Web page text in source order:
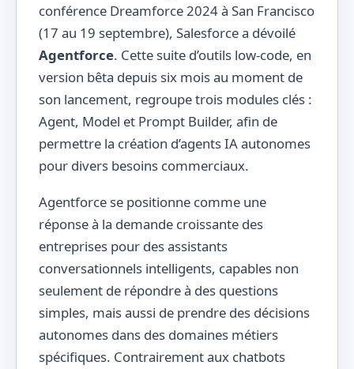
conférence Dreamforce 2024 à San Francisco
(17 au 19 septembre), Salesforce a dévoilé
Agentforce. Cette suite d’outils low-code, en
version bêta depuis six mois au moment de
son lancement, regroupe trois modules clés :
Agent, Model et Prompt Builder, afin de
permettre la création d’agents IA autonomes
pour divers besoins commerciaux.
Agentforce se positionne comme une
réponse à la demande croissante des
entreprises pour des assistants
conversationnels intelligents, capables non
seulement de répondre à des questions
simples, mais aussi de prendre des décisions
autonomes dans des domaines métiers
spécifiques. Contrairement aux chatbots